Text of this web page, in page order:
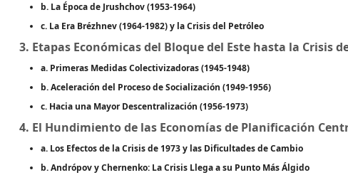
b. La Época de Jrushchov (1953-1964)
c. La Era Brézhnev (1964-1982) y la Crisis del Petróleo
3. Etapas Económicas del Bloque del Este hasta la Crisis
a. Primeras Medidas Colectivizadoras (1945-1948)
b. Aceleración del Proceso de Socialización (1949-1956)
c. Hacia una Mayor Descentralización (1956-1973)
4. El Hundimiento de las Economías de Planificación
a. Los Efectos de la Crisis de 1973 y las Dificultades de Cambio
b. Andrópov y Chernenko: La Crisis Llega a su Punto Más Álgido